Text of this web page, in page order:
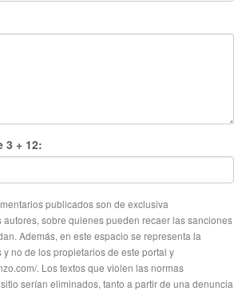
3 + 12:
publicados son de exclusiva
sobre quienes pueden recaer las sanciones
Además, en este espacio se representa la
no de los propietarios de este portal y
. Los textos que violen las normas
serían eliminados, tanto a partir de una denuncia